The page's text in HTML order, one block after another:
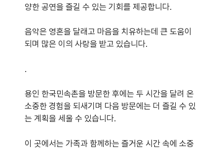
양한 공연을 즐길 수 있는 기회를 제공합니다.
음악은 영혼을 달래고 마음을 치유하는데 큰 도움이
되며 많은 이의 사랑을 받고 있습니다.
.
용인 한국민속촌을 방문한 후에는 두 시간을 달려 온
소중한 경험을 되새기며 다음 방문에는 더 즐길 수 있
는 계획을 세울 수 있습니다.
이 곳에서는 가족과 함께하는 즐거운 시간 속에 소중